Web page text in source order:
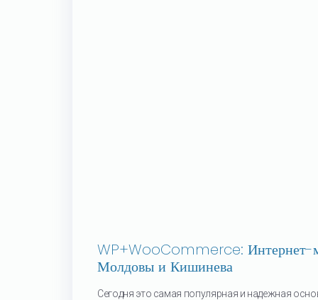
WP+WooCommerce: Интернет-
Молдовы и Кишинева
Сегодня это самая популярная и надежная